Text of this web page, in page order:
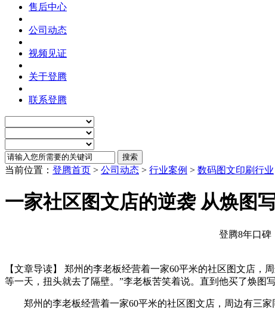
售后中心
公司动态
视频见证
关于登腾
联系登腾
当前位置： 登腾首页 > 公司动态 > 行业案例 > 数码图文印刷行业
一家社区图文店的逆袭 从焕图
登腾8年口碑
【文章导读】 郑州的李老板经营着一家60平米的社区图文店
等一天，扭头就去了隔壁。”李老板苦笑着说。直到他买了焕图
郑州的李老板经营着一家60平米的社区图文店，周边有三